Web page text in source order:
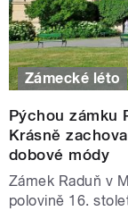
Zámecké léto
Pýchou zámku
Krásně
dobové módy
Zámek Raduň v
polovině 16.